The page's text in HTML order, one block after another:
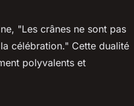
"Les crânes ne sont pas
célébration." Cette dualité
polyvalents et